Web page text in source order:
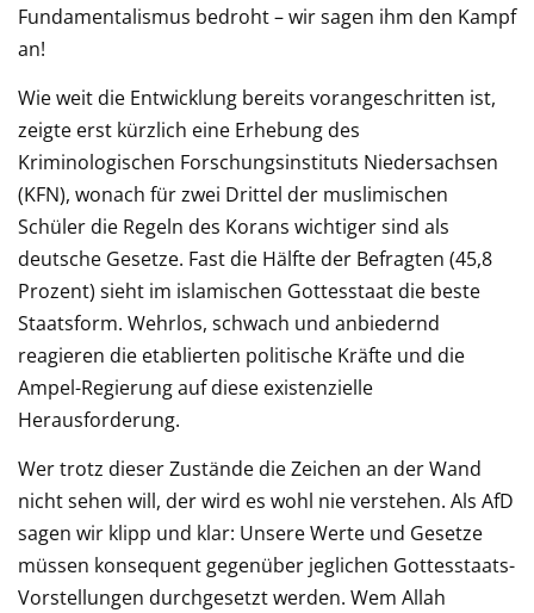
Fundamentalismus bedroht – wir sagen ihm den Kampf
an!
Wie weit die Entwicklung bereits vorangeschritten ist,
zeigte erst kürzlich eine Erhebung des
Kriminologischen Forschungsinstituts Niedersachsen
(KFN), wonach für zwei Drittel der muslimischen
Schüler die Regeln des Korans wichtiger sind als
deutsche Gesetze. Fast die Hälfte der Befragten (45,8
Prozent) sieht im islamischen Gottesstaat die beste
Staatsform. Wehrlos, schwach und anbiedernd
reagieren die etablierten politische Kräfte und die
Ampel-Regierung auf diese existenzielle
Herausforderung.
Wer trotz dieser Zustände die Zeichen an der Wand
nicht sehen will, der wird es wohl nie verstehen. Als AfD
sagen wir klipp und klar: Unsere Werte und Gesetze
müssen konsequent gegenüber jeglichen Gottesstaats-
Vorstellungen durchgesetzt werden. Wem Allah